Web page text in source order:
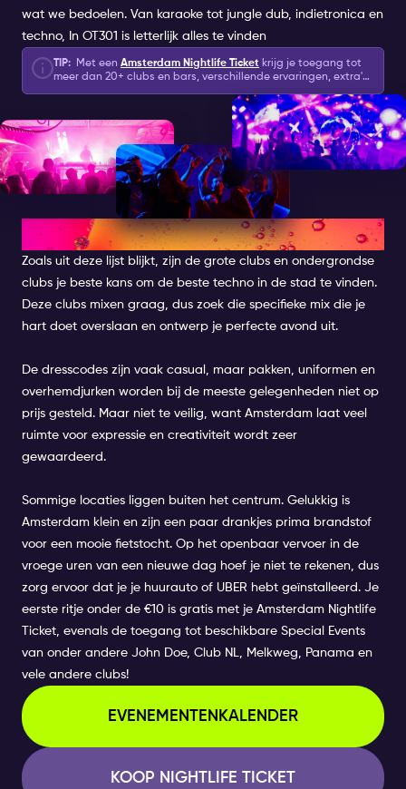
Tijd: 23:00 - 04:00 (be inside before 1 AM)
selecteren naast je Amsterdam Nightlife Ticket,
wordt je op de gastenlijst voor het evenement
geplaatst. Je kunt per dag één Special Event
kiezen zonder extra. kosten.
wat we bedoelen. Van karaoke tot jungle dub, indietronica en
techno, In OT301 is letterlijk alles te vinden
TIP: Met een Amsterdam Nightlife Ticket krijg je toegang tot
meer dan 20+ clubs en bars, verschillende ervaringen, extra's
uitgaansarrangementen: Champagne fles & Canal Cruise!
GROTER IS BETER
Zoals uit deze lijst blijkt, zijn de grote clubs en ondergrondse
clubs je beste kans om de beste techno in de stad te vinden.
Deze clubs mixen graag, dus zoek die specifieke mix die je
hart doet overslaan en ontwerp je perfecte avond uit.
De dresscodes zijn vaak casual, maar pakken, uniformen en
overhemdjurken worden bij de meeste gelegenheden niet op
prijs gesteld. Maar niet te veilig, want Amsterdam laat veel
ruimte voor expressie en creativiteit wordt zeer
gewaardeerd.
Sommige locaties liggen buiten het centrum. Gelukkig is
Amsterdam klein en zijn een paar drankjes prima brandstof
voor een mooie fietstocht. Op het openbaar vervoer in de
vroege uren van een nieuwe dag hoef je niet te rekenen, dus
zorg ervoor dat je je huurauto of UBER hebt geïnstalleerd. Je
eerste ritje onder de €10 is gratis met je Amsterdam Nightlife
Ticket, evenals de toegang tot beschikbare Special Events
van onder andere John Doe, Club NL, Melkweg, Panama en
vele andere clubs!
EVENEMENTENKALENDER
KOOP NIGHTLIFE TICKET